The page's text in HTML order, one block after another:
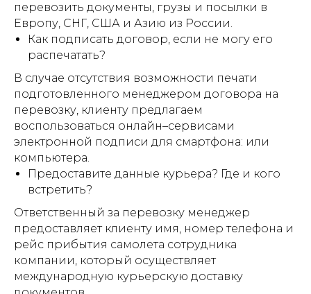
перевозить документы, грузы и посылки в
Европу, СНГ, США и Азию из России.
Как подписать договор, если не могу его
распечатать?
В случае отсутствия возможности печати
подготовленного менеджером договора на
перевозку, клиенту предлагаем
воспользоваться онлайн–сервисами
электронной подписи для смартфона: или
компьютера.
Предоставите данные курьера? Где и кого
встретить?
Ответственный за перевозку менеджер
предоставляет клиенту имя, номер телефона и
рейс прибытия самолета сотрудника
компании, который осуществляет
международную курьерскую доставку